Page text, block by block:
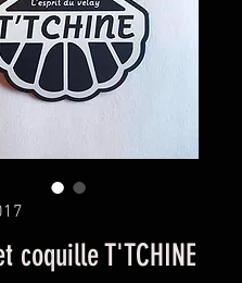
coquille T'TCHINE